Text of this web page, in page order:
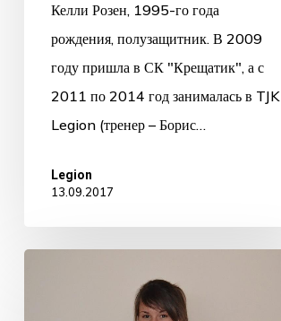
Келли Розен, 1995-го года
рождения, полузащитник. В 2009
году пришла в СК "Крещатик", а с
2011 по 2014 год занималась в TJK
Legion (тренер – Борис…
Legion
13.09.2017